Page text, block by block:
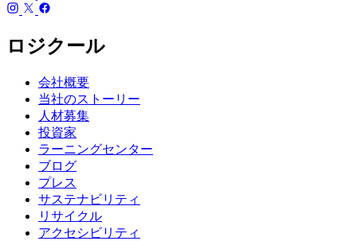
ロジクール
会社概要
当社のストーリー
人材募集
投資家
ラーニングセンター
ブログ
プレス
サステナビリティ
リサイクル
アクセシビリティ